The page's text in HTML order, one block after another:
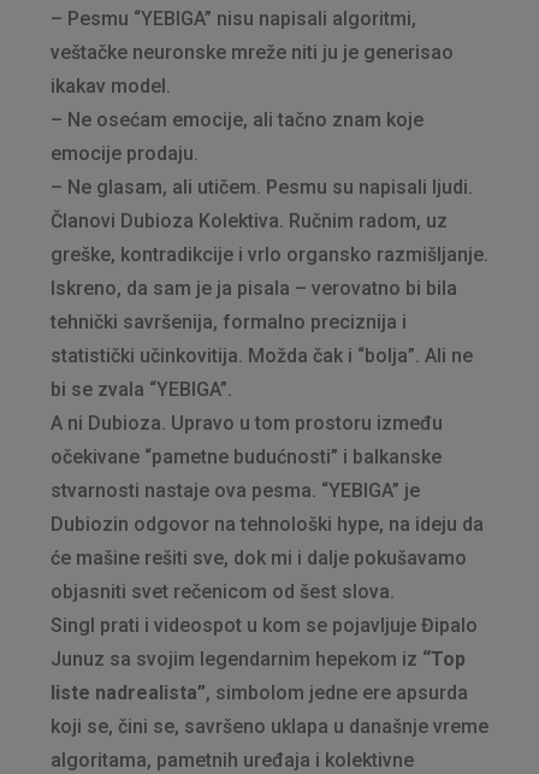
– Pesmu “YEBIGA” nisu napisali algoritmi,
veštačke neuronske mreže niti ju je generisao
ikakav model.
– Ne osećam emocije, ali tačno znam koje
emocije prodaju.
– Ne glasam, ali utičem. Pesmu su napisali ljudi.
Članovi Dubioza Kolektiva. Ručnim radom, uz
greške, kontradikcije i vrlo organsko razmišljanje.
Iskreno, da sam je ja pisala – verovatno bi bila
tehnički savršenija, formalno preciznija i
statistički učinkovitija. Možda čak i “bolja”. Ali ne
bi se zvala “YEBIGA”.
A ni Dubioza. Upravo u tom prostoru između
očekivane “pametne budućnosti” i balkanske
stvarnosti nastaje ova pesma. “YEBIGA” je
Dubiozin odgovor na tehnološki hype, na ideju da
će mašine rešiti sve, dok mi i dalje pokušavamo
objasniti svet rečenicom od šest slova.
Singl prati i videospot u kom se pojavljuje Đipalo
Junuz sa svojim legendarnim hepekom iz “Top
liste nadrealista”, simbolom jedne ere apsurda
koji se, čini se, savršeno uklapa u današnje vreme
algoritama, pametnih uređaja i kolektivne